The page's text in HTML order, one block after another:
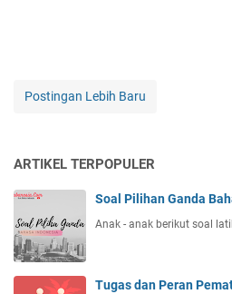
Postingan Lebih Baru
ARTIKEL TERPOPULER
Soal Pilihan Ganda
Anak - anak berikut soal
Tugas dan Peran